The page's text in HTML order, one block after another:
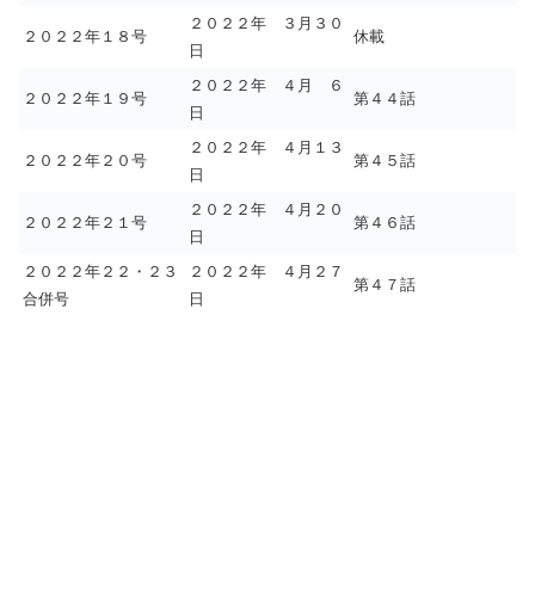
２０２２年１８号
２０２２年 ３月３０
日
休載
２０２２年１９号
２０２２年 ４月 ６
日
第４４話
２０２２年２０号
２０２２年 ４月１３
日
第４５話
２０２２年２１号
２０２２年 ４月２０
日
第４６話
２０２２年２２・２３
合併号
２０２２年 ４月２７
日
第４７話